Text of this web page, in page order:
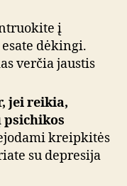
į
dėkingi.
verčia jaustis
jei reikia,
kreipkitės
su depresija